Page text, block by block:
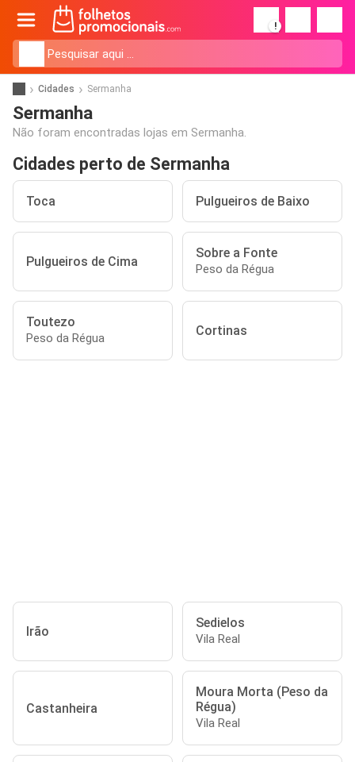
!
Cidades Sermanha
Sermanha
Não foram encontradas lojas em Sermanha.
Cidades perto de Sermanha
Toca Pulgueiros de Baixo
Pulgueiros de Cima
Sobre a Fonte
Peso da Régua
Toutezo
Peso da Régua Cortinas
Irão
Sedielos
Vila Real
Castanheira
Moura Morta (Peso da
Régua)
Vila Real